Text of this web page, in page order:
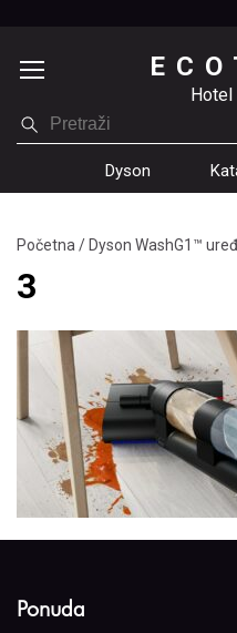
Dyson
Hotel
Početna /Dyson WashG1™
3
Ponuda